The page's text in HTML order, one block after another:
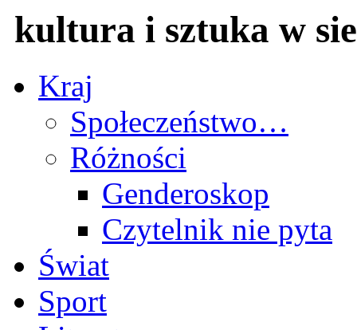
kultura i sztuka w
Kraj
Społeczeństwo…
Różności
Genderoskop
Czytelnik nie pyta
Świat
Sport